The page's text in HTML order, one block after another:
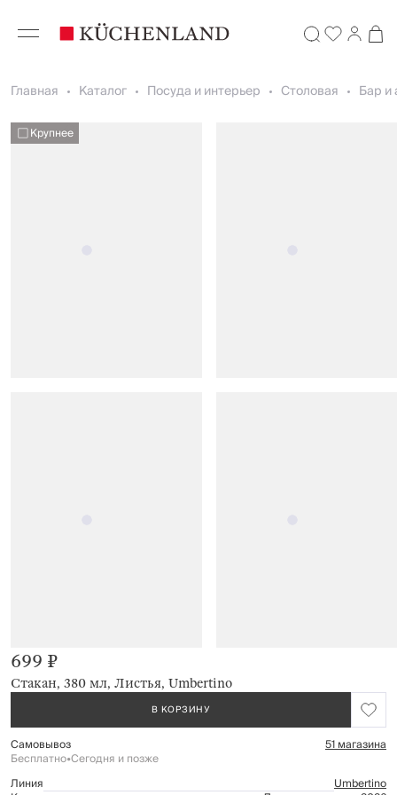
Главная Каталог Посуда и интерьер Столовая Бар и
Крупнее
Стакан, 380 мл, Листья, Umbertino
699 ₽
В КОРЗИНУ
Самовывоз 51 магазина
Бесплатно•Сегодня и позже
Линия
Umbertino